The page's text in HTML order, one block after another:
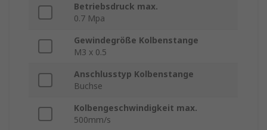
Betriebsdruck max.
0.7 Mpa
Gewindegröße Kolbenstange
M3 x 0.5
Anschlusstyp Kolbenstange
Buchse
Kolbengeschwindigkeit max.
500mm/s